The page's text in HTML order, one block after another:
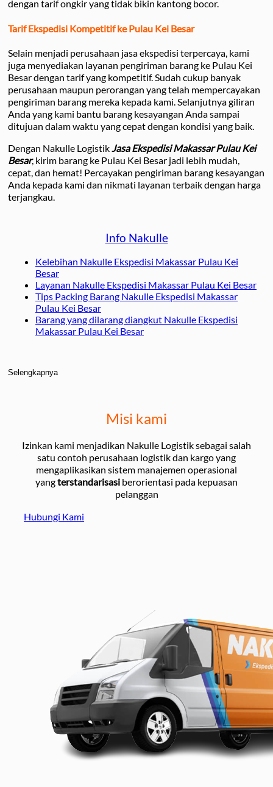
dengan tarif ongkir yang tidak bikin kantong bocor.
Tarif Ekspedisi Kompetitif ke Pulau Kei Besar
Selain menjadi perusahaan jasa ekspedisi terpercaya, kami
juga menyediakan layanan pengiriman barang ke Pulau Kei
Besar dengan tarif yang kompetitif. Sudah cukup banyak
perusahaan maupun perorangan yang telah mempercayakan
pengiriman barang mereka kepada kami. Selanjutnya giliran
Anda yang kami bantu barang kesayangan Anda sampai
ditujuan dalam waktu yang cepat dengan kondisi yang baik.
Dengan Nakulle LogistikJasa Ekspedisi Makassar Pulau Kei
Besar, kirim barang ke Pulau Kei Besar jadi lebih mudah,
cepat, dan hemat! Percayakan pengiriman barang kesayangan
Anda kepada kami dan nikmati layanan terbaik dengan harga
terjangkau.
Info Nakulle
Kelebihan Nakulle Ekspedisi Makassar Pulau Kei
Besar
Layanan Nakulle Ekspedisi Makassar Pulau Kei Besar
Tips Packing Barang Nakulle Ekspedisi Makassar
Pulau Kei Besar
Barang yang dilarang diangkut Nakulle Ekspedisi
Makassar Pulau Kei Besar
Selengkapnya
Misi kami
Izinkan kami menjadikan Nakulle Logistik sebagai salah
satu contoh perusahaan logistik dan kargo yang
mengaplikasikan sistem manajemen operasional
yangterstandarisasi berorientasi pada kepuasan
pelanggan
Hubungi Kami